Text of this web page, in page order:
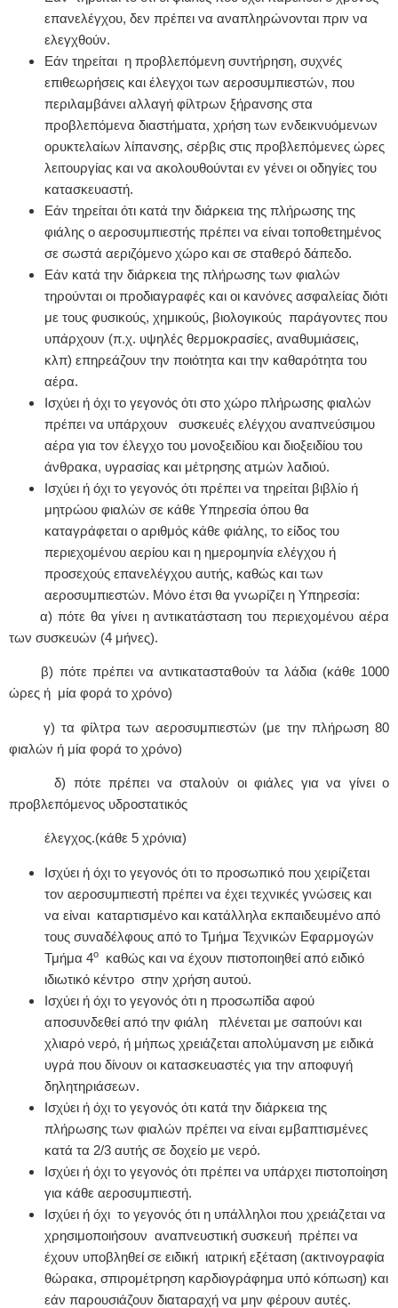
επανελέγχου, δεν πρέπει να αναπληρώνονται πριν να
ελεγχθούν.
Εάν τηρείται η προβλεπόμενη συντήρηση, συχνές
επιθεωρήσεις και έλεγχοι των αεροσυμπιεστών, που
περιλαμβάνει αλλαγή φίλτρων ξήρανσης στα
προβλεπόμενα διαστήματα, χρήση των ενδεικνυόμενων
ορυκτελαίων λίπανσης, σέρβις στις προβλεπόμενες ώρες
λειτουργίας και να ακολουθούνται εν γένει οι οδηγίες του
κατασκευαστή.
Εάν τηρείται ότι κατά την διάρκεια της πλήρωσης της
φιάλης ο αεροσυμπιεστής πρέπει να είναι τοποθετημένος
σε σωστά αεριζόμενο χώρο και σε σταθερό δάπεδο.
Εάν κατά την διάρκεια της πλήρωσης των φιαλών
τηρούνται οι προδιαγραφές και οι κανόνες ασφαλείας διότι
με τους φυσικούς, χημικούς, βιολογικούς παράγοντες που
υπάρχουν (π.χ. υψηλές θερμοκρασίες, αναθυμιάσεις,
κλπ) επηρεάζουν την ποιότητα και την καθαρότητα του
αέρα.
Ισχύει ή όχι το γεγονός ότι στο χώρο πλήρωσης φιαλών
πρέπει να υπάρχουν συσκευές ελέγχου αναπνεύσιμου
αέρα για τον έλεγχο του μονοξειδίου και διοξειδίου του
άνθρακα, υγρασίας και μέτρησης ατμών λαδιού.
Ισχύει ή όχι το γεγονός ότι πρέπει να τηρείται βιβλίο ή
μητρώου φιαλών σε κάθε Υπηρεσία όπου θα
καταγράφεται ο αριθμός κάθε φιάλης, το είδος του
περιεχομένου αερίου και η ημερομηνία ελέγχου ή
προσεχούς επανελέγχου αυτής, καθώς και των
αεροσυμπιεστών. Μόνο έτσι θα γνωρίζει η Υπηρεσία:
α) πότε θα γίνει η αντικατάσταση του περιεχομένου αέρα
των συσκευών (4 μήνες).
β) πότε πρέπει να αντικατασταθούν τα λάδια (κάθε 1000
ώρες ή μία φορά το χρόνο)
γ) τα φίλτρα των αεροσυμπιεστών (με την πλήρωση 80
φιαλών ή μία φορά το χρόνο)
δ) πότε πρέπει να σταλούν οι φιάλες για να γίνει ο
προβλεπόμενος υδροστατικός
έλεγχος.(κάθε 5 χρόνια)
Ισχύει ή όχι το γεγονός ότι το προσωπικό που χειρίζεται
τον αεροσυμπιεστή πρέπει να έχει τεχνικές γνώσεις και
να είναι καταρτισμένο και κατάλληλα εκπαιδευμένο από
τους συναδέλφους από το Τμήμα Τεχνικών Εφαρμογών
Τμήμα 4ο
καθώς και να έχουν πιστοποιηθεί από ειδικό
ιδιωτικό κέντρο στην χρήση αυτού.
Ισχύει ή όχι το γεγονός ότι η προσωπίδα αφού
αποσυνδεθεί από την φιάλη πλένεται με σαπούνι και
χλιαρό νερό, ή μήπως χρειάζεται απολύμανση με ειδικά
υγρά που δίνουν οι κατασκευαστές για την αποφυγή
δηλητηριάσεων.
Ισχύει ή όχι το γεγονός ότι κατά την διάρκεια της
πλήρωσης των φιαλών πρέπει να είναι εμβαπτισμένες
κατά τα 2/3 αυτής σε δοχείο με νερό.
Ισχύει ή όχι το γεγονός ότι πρέπει να υπάρχει πιστοποίηση
για κάθε αεροσυμπιεστή.
Ισχύει ή όχι το γεγονός ότι η υπάλληλοι που χρειάζεται να
χρησιμοποιήσουν αναπνευστική συσκευή πρέπει να
έχουν υποβληθεί σε ειδική ιατρική εξέταση (ακτινογραφία
θώρακα, σπιρομέτρηση καρδιογράφημα υπό κόπωση) και
εάν παρουσιάζουν διαταραχή να μην φέρουν αυτές.